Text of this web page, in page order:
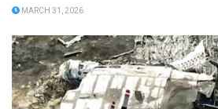
MARCH 31, 2026